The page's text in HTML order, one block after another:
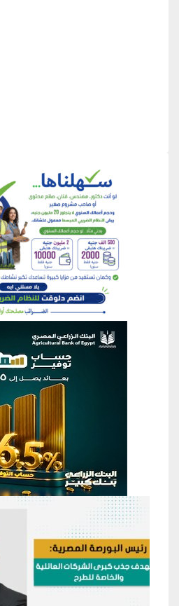
منطقة
منطقة إعلانية